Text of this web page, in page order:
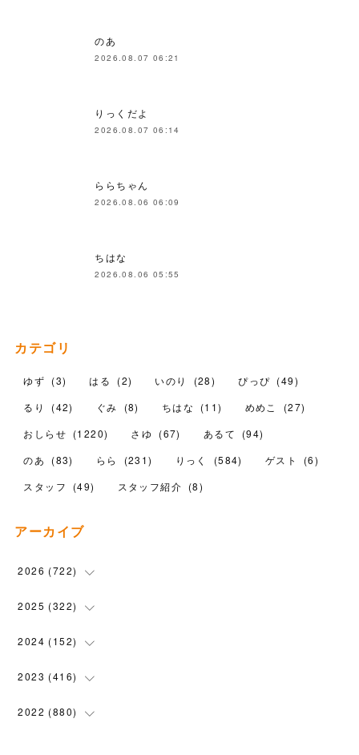
のあ
2026.08.07 06:21
りっくだよ
2026.08.07 06:14
ららちゃん
2026.08.06 06:09
ちはな
2026.08.06 05:55
カテゴリ
ゆず (3) はる (2) いのり (28) ぴっぴ (49)
るり
(42) ぐみ (8) ちはな (11) めめこ (27)
おしらせ (1220) さゆ (67) あるて (94)
のあ
(83) らら (231) りっく (584) ゲスト (6)
スタッフ
(49) スタッフ紹介 (8)
アーカイブ
2026 (722)
(15)
(102
( 110
( 119
2025 (322)
(90)
( 100
(74)
2024 (152)
(5 )
(5)
2023 (416)
(28)
2022 (880)